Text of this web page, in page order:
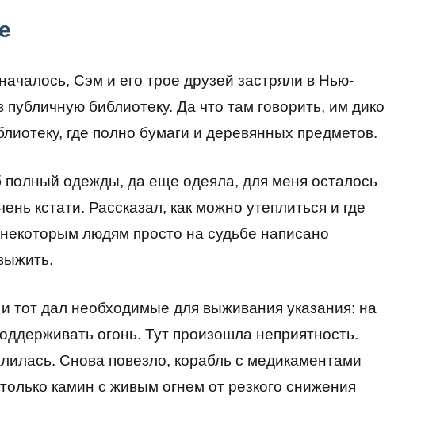
Сэм и его трое друзей застряли в Нью-
библиотеку. Да что там говорить, им дико
где полно бумаги и деревянных предметов.
полный одежды, да еще одеяла, для меня осталось
кстати. Рассказал, как можно утеплиться и где
людям просто на судьбе написано
тот дал необходимые для выживания указания: на
огонь. Тут произошла неприятность.
Снова повезло, корабль с медикаментами
камин с живым огнем от резкого снижения